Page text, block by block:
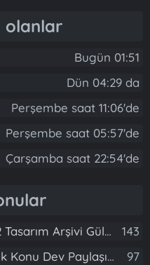
olanlar
Bugün 01:51
Dün 04:29 da
Perşembe saat 11:06'de
Perşembe saat 05:57'de
Çarşamba saat 22:54'de
Arşivi Güle Güle Kullanın 143
Dev Paylaşım 10 Adet Server Tanıtım İndex 97